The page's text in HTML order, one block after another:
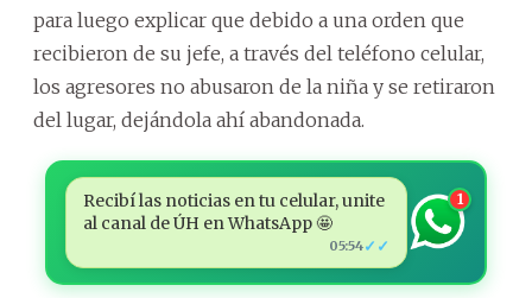
para luego explicar que debido a una orden que
recibieron de su jefe, a través del teléfono celular,
los agresores no abusaron de la niña y se retiraron
del lugar, dejándola ahí abandonada.
Recibí las noticias en tu celular, unite
al canal de ÚH en WhatsApp 🤩
05:54✓✓
1